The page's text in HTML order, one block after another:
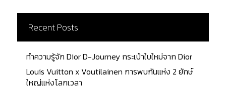
Recent Posts
ทำความรู้จัก Dior D-Journey กระเป๋าใบใหม่จาก Dior
Louis Vuitton x Voutilainen การพบกันแห่ง 2 ยักษ์
ใหญ่แห่งโลกเวลา